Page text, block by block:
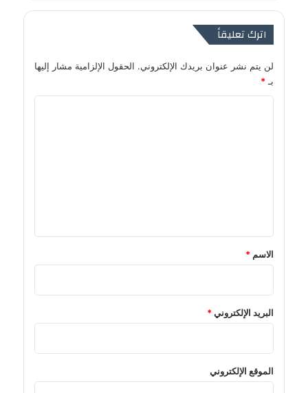
اترك تعليقاً
لن يتم نشر عنوان بريدك الإلكتروني. الحقول الإلزامية مشار إليها
بـ*
*
الاسم *
البريد الإلكتروني*
الموقع الإلكتروني